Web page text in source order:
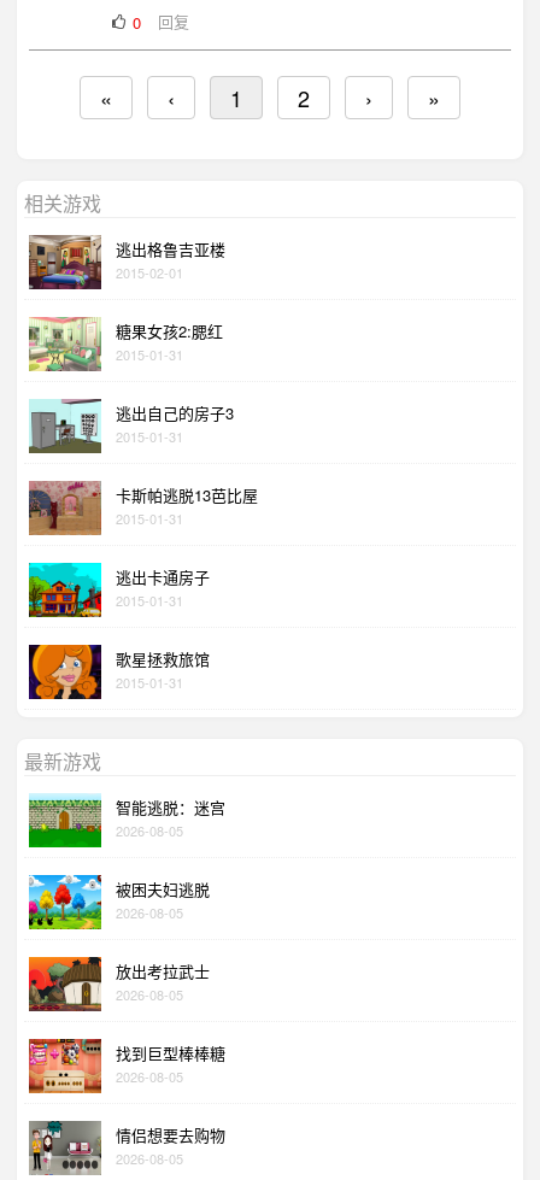
0
回复
« ‹ 1 2 › »
相关游戏
逃出格鲁吉亚楼
2015-02-01
糖果女孩2:腮红
2015-01-31
逃出自己的房子3
2015-01-31
卡斯帕逃脱13芭比屋
2015-01-31
逃出卡通房子
2015-01-31
歌星拯救旅馆
2015-01-31
最新游戏
智能逃脱：迷宫
2026-08-05
被困夫妇逃脱
2026-08-05
放出考拉武士
2026-08-05
找到巨型棒棒糖
2026-08-05
情侣想要去购物
2026-08-05